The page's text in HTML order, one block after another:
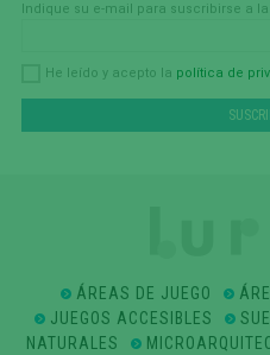
Indique su e-mail para suscribirse a
He leído y acepto la política de
ÁREAS DE JUEGO
JUEGOS ACCESIBLES
NATURALES